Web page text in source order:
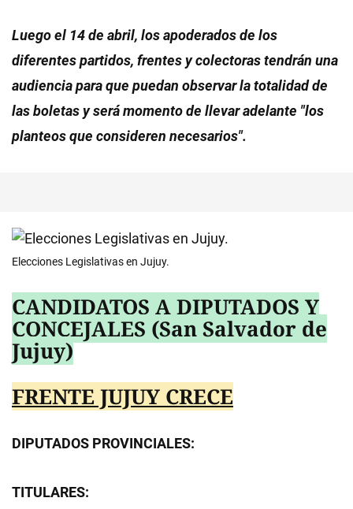
Luego el 14 de abril, los apoderados de los
diferentes partidos, frentes y colectoras tendrán una
audiencia para que puedan observar la totalidad de
las boletas y será momento de llevar adelante "los
planteos que consideren necesarios".
Elecciones Legislativas en Jujuy.
CANDIDATOS A DIPUTADOS Y
CONCEJALES (San Salvador de
Jujuy)
FRENTE JUJUY CRECE
DIPUTADOS PROVINCIALES:
TITULARES: